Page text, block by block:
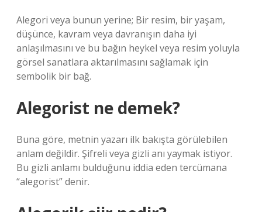
Alegori veya bunun yerine; Bir resim, bir yaşam,
düşünce, kavram veya davranışın daha iyi
anlaşılmasını ve bu bağın heykel veya resim yoluyla
görsel sanatlara aktarılmasını sağlamak için
sembolik bir bağ.
Alegorist ne demek?
Buna göre, metnin yazarı ilk bakışta görülebilen
anlam değildir. Şifreli veya gizli anı yaymak istiyor.
Bu gizli anlamı bulduğunu iddia eden tercümana
“alegorist” denir.